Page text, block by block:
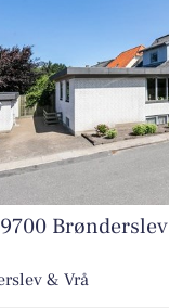
Brønderslev
& Vrå